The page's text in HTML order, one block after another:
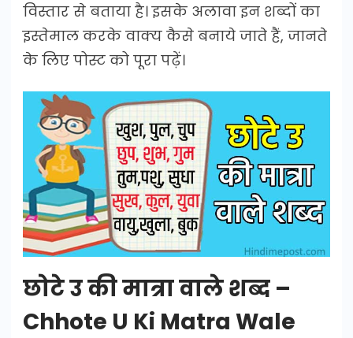
विस्तार से बताया है। इसके अलावा इन शब्दों का
इस्तेमाल करके वाक्य कैसे बनाये जाते हैं, जानते
के लिए पोस्ट को पूरा पढ़ें।
छोटे उ की मात्रा वाले शब्द –
Chhote U Ki Matra Wale